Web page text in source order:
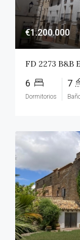
€1.200.000
FD 2273 B&B
6
Dormitorios
7